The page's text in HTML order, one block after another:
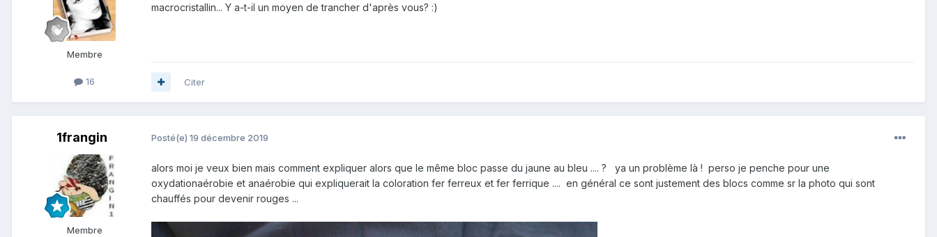
Membre
16
macrocristallin... Y a-t-il un moyen de trancher d'après vous? :)
Citer
1frangin
Membre
Posté(e) 19 décembre 2019
alors moi je veux bien mais comment expliquer alors que le même bloc passe du jaune au bleu .... ? ya un problème là ! perso je penche pour une
oxydationaérobie et anaérobie qui expliquerait la coloration fer ferreux et fer ferrique .... en général ce sont justement des blocs comme sr la photo qui sont
chauffés pour devenir rouges ...